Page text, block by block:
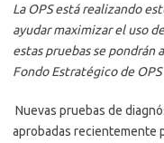
La OPS está realizando
ayudar maximizar el uso
estas pruebas se pondrán
Fondo Estratégico de OPS
Nuevas pruebas de
aprobadas recientemente